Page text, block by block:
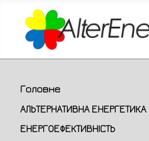
Головне
АЛЬТЕРНАТИВНА ЕНЕРГЕТИКА
ЕНЕРГОЕФЕКТИВНІСТЬ